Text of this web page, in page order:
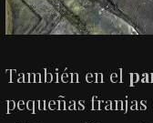
También en el
pequeñas